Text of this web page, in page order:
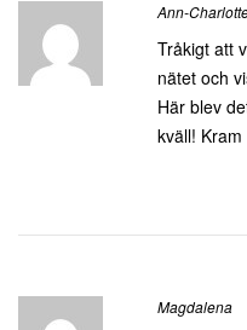
Ann-
Tråkigt att
nätet och
Här blev
kväll! Kram
Magdalena